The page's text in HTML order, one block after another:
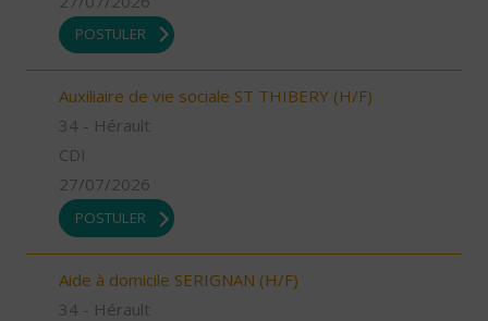
POSTULER
Auxiliaire de vie sociale ST THIBERY (H/F)
34 - Hérault
CDI
27/07/2026
POSTULER
Aide à domicile SERIGNAN (H/F)
34 - Hérault